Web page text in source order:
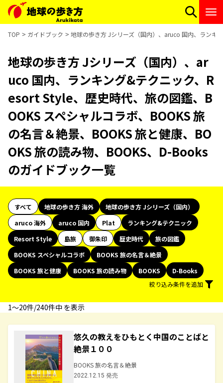
TOP ガイドブック 地球の歩き方 Jシリーズ（国内）、aruco 国内、ランキ
地球の歩き方 Jシリーズ（国内）、ar
uco 国内、ランキング&テクニック、R
esort Style、歴史時代、旅の図鑑、B
OOKS スペシャルコラボ、BOOKS 旅
の名言＆絶景、BOOKS 旅と健康、BO
OKS 旅の読み物、BOOKS、D-Books
のガイドブック一覧
すべて 地球の歩き方 海外
地球の歩き方 Jシリーズ（国内）
aruco 海外
aruco 国内 Plat
ランキング&テクニック
Resort Style
島旅 御朱印 歴史時代
旅の図鑑
BOOKS スペシャルコラボ
BOOKS 旅の名言＆絶景
BOOKS 旅と健康
BOOKS 旅の読み物 BOOKS
D-Books
絞り込み条件を追加
1〜20件/240件中 を表示
悠久の教えをひもとく中国のことばと
絶景１００
BOOKS 旅の名言＆絶景
2022.12.15 発売